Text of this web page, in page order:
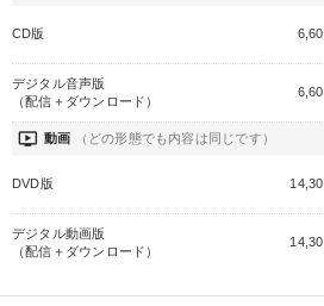
CD版
デジタル音声版
（配信＋ダウンロード）
ondemand_video 動画 （どの形態でも内容は同じです）
DVD版
デジタル動画版
（配信＋ダウンロード）